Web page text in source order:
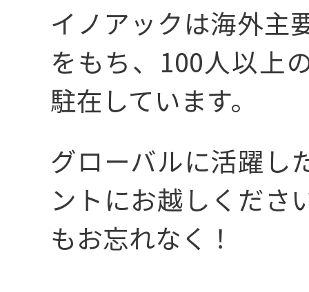
仕事を知る
04
専攻・やりたい
職種を探す
イノアックは海外主
をもち、100人以上
駐在しています。
グローバルに活躍し
ントにお越しくださ
もお忘れなく！